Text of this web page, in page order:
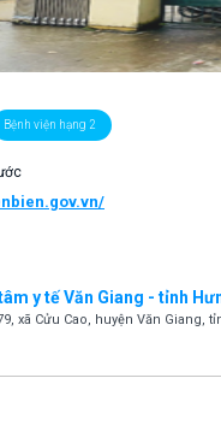
Bệnh viện hạng 2
y tế Văn Giang - tỉnh
xã Cửu Cao, huyện Văn Giang,